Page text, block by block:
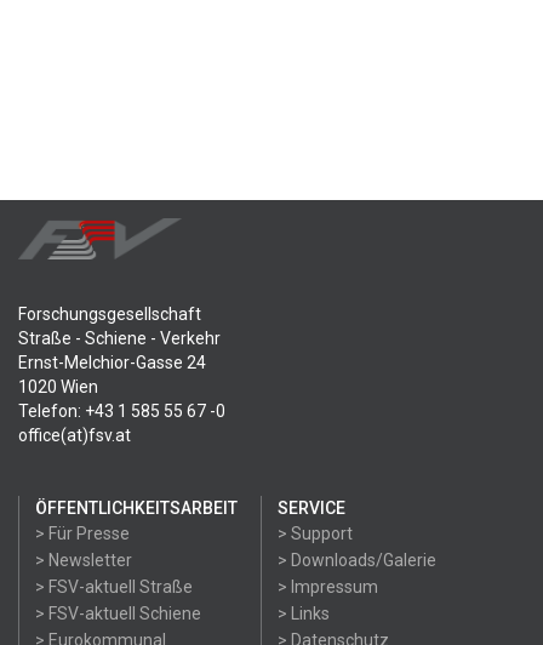
Forschungsgesellschaft
Straße - Schiene - Verkehr
Ernst-Melchior-Gasse 24
1020 Wien
Telefon: +43 1 585 55 67 -0
office(at)fsv.at
ÖFFENTLICHKEITSARBEIT
> Für Presse
> Newsletter
> FSV-aktuell Straße
> FSV-aktuell Schiene
> Eurokommunal
SERVICE
> Support
> Downloads/Galerie
> Impressum
> Links
> Datenschutz